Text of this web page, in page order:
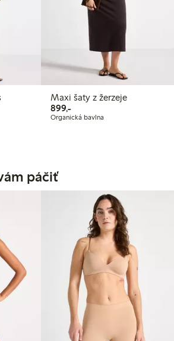
Maxi šaty z žerzeje
899,-899,00 Kč
Organická bavlna
páčiť